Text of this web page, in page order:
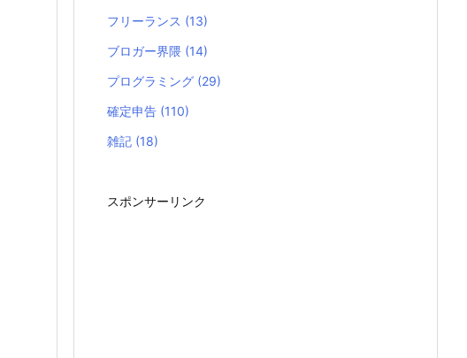
フリーランス (13)
ブロガー界隈 (14)
プログラミング (29)
確定申告 (110)
雑記 (18)
スポンサーリンク